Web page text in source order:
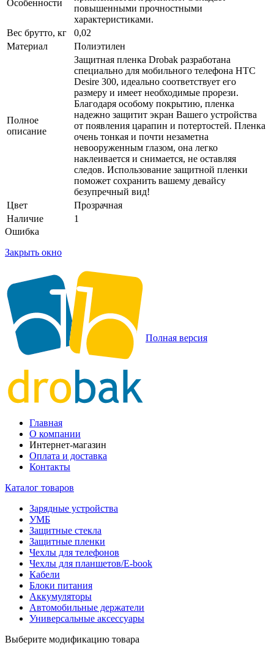
Особенности
повышенными прочностными
характеристиками.
Вес брутто, кг
0,02
Материал
Полиэтилен
Полное
описание
Защитная пленка Drobak разработана
специально для мобильного телефона HTC
Desire 300, идеально соответствует его
размеру и имеет необходимые прорези.
Благодаря особому покрытию, пленка
надежно защитит экран Вашего устройства
от появления царапин и потертостей. Пленка
очень тонкая и почти незаметна
невооруженным глазом, она легко
наклеивается и снимается, не оставляя
следов. Использование защитной пленки
поможет сохранить вашему девайсу
безупречный вид!
Цвет
Прозрачная
Наличие
1
Ошибка
Закрыть окно
Полная версия
Главная
О компании
Интернет-магазин
Оплата и доставка
Контакты
Каталог товаров
Зарядные устройства
УМБ
Защитные стекла
Защитные пленки
Чехлы для телефонов
Чехлы для планшетов/E-book
Кабели
Блоки питания
Аккумуляторы
Автомобильные держатели
Универсальные аксессуары
Выберите модификацию товара